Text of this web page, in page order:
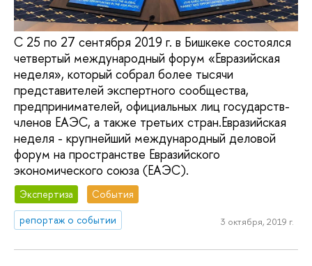
С 25 по 27 сентября 2019 г. в Бишкеке состоялся
четвертый международный форум «Евразийская
неделя», который собрал более тысячи
представителей экспертного сообщества,
предпринимателей, официальных лиц государств-
членов ЕАЭС, а также третьих стран.Евразийская
неделя - крупнейший международный деловой
форум на пространстве Евразийского
экономического союза (ЕАЭС).
Экспертиза
События
репортаж о событии
3 октября, 2019 г.